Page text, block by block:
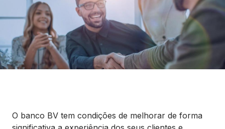
Canais Digitais
O banco BV tem condições de melhorar de forma